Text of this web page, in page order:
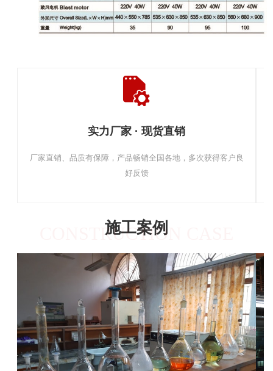
实力厂家 · 现货直销
厂家直销、品质有保障，产品畅销全国各地，多次获得客户良
好反馈
施工案例
CONSTRUCTION CASE